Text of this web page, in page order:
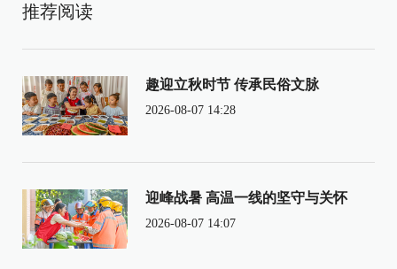
推荐阅读
趣迎立秋时节 传承民俗文脉
2026-08-07 14:28
迎峰战暑 高温一线的坚守与关怀
2026-08-07 14:07